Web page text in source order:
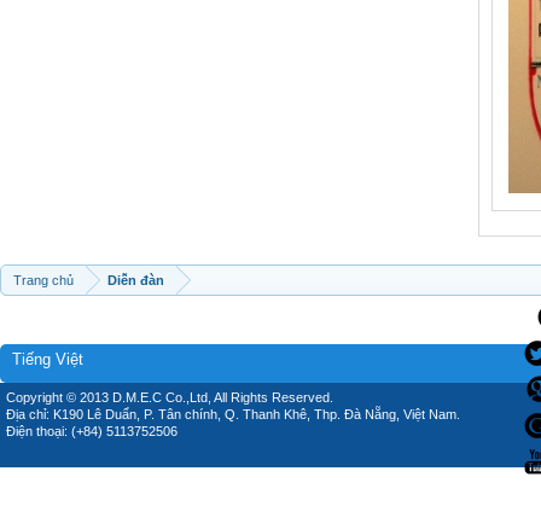
Trang chủ Diễn đàn
Tiếng Việt
Copyright © 2013 D.M.E.C Co.,Ltd, All Rights Reserved.
Địa chỉ: K190 Lê Duẩn, P. Tân chính, Q. Thanh Khê, Thp. Đà Nẵng, Việt Nam.
Điện thoại: (+84) 5113752506